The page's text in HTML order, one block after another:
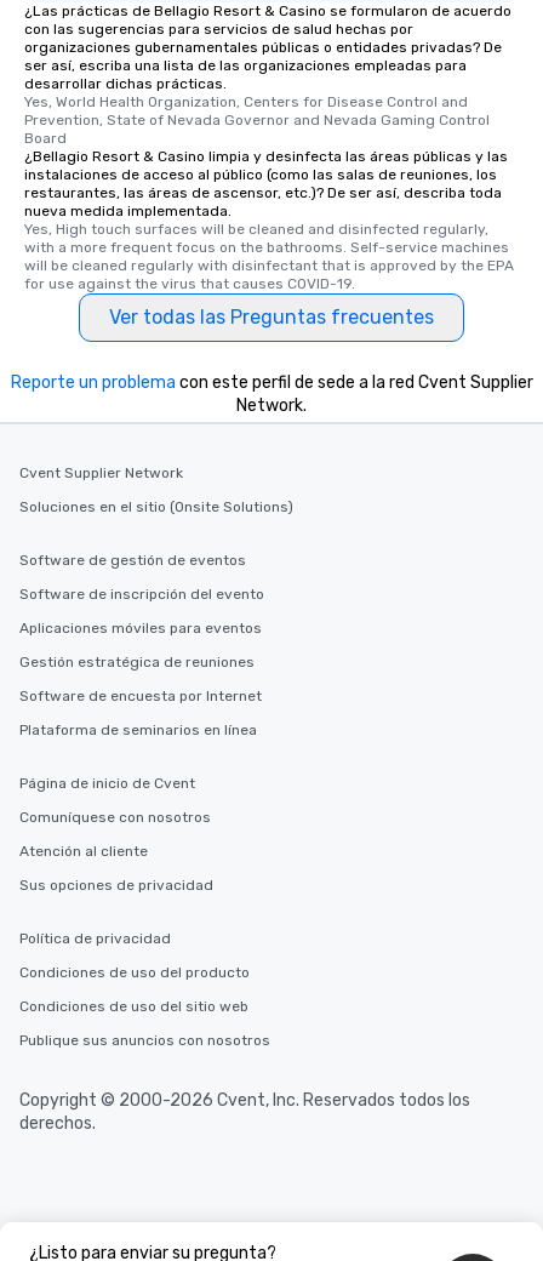
¿Las prácticas de Bellagio Resort & Casino se formularon de acuerdo
con las sugerencias para servicios de salud hechas por
organizaciones gubernamentales públicas o entidades privadas? De
ser así, escriba una lista de las organizaciones empleadas para
desarrollar dichas prácticas.
Yes, World Health Organization, Centers for Disease Control and
Prevention, State of Nevada Governor and Nevada Gaming Control
Board
¿Bellagio Resort & Casino limpia y desinfecta las áreas públicas y las
instalaciones de acceso al público (como las salas de reuniones, los
restaurantes, las áreas de ascensor, etc.)? De ser así, describa toda
nueva medida implementada.
Yes, High touch surfaces will be cleaned and disinfected regularly,
with a more frequent focus on the bathrooms. Self-service machines
will be cleaned regularly with disinfectant that is approved by the EPA
for use against the virus that causes COVID-19.
Ver todas las Preguntas frecuentes
¿Listo para enviar su pregunta?
Reporte un problema con este perfil de sede a la red Cvent Supplier
Network.
Cvent Supplier Network
Soluciones en el sitio (Onsite Solutions)
Software de gestión de eventos
Software de inscripción del evento
Aplicaciones móviles para eventos
Gestión estratégica de reuniones
Software de encuesta por Internet
Plataforma de seminarios en línea
Página de inicio de Cvent
Comuníquese con nosotros
Atención al cliente
Sus opciones de privacidad
Política de privacidad
Condiciones de uso del producto
Condiciones de uso del sitio web
Publique sus anuncios con nosotros
Copyright © 2000-2026 Cvent, Inc. Reservados todos los
derechos.